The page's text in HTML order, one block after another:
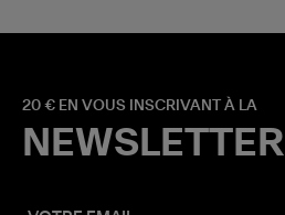
20 € EN VOUS INSCRIVANT À LA
NEWSLETTER